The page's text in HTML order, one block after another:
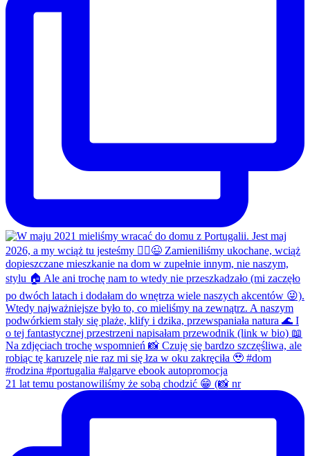
21 lat temu postanowiliśmy że sobą chodzić 😁 (📸 nr